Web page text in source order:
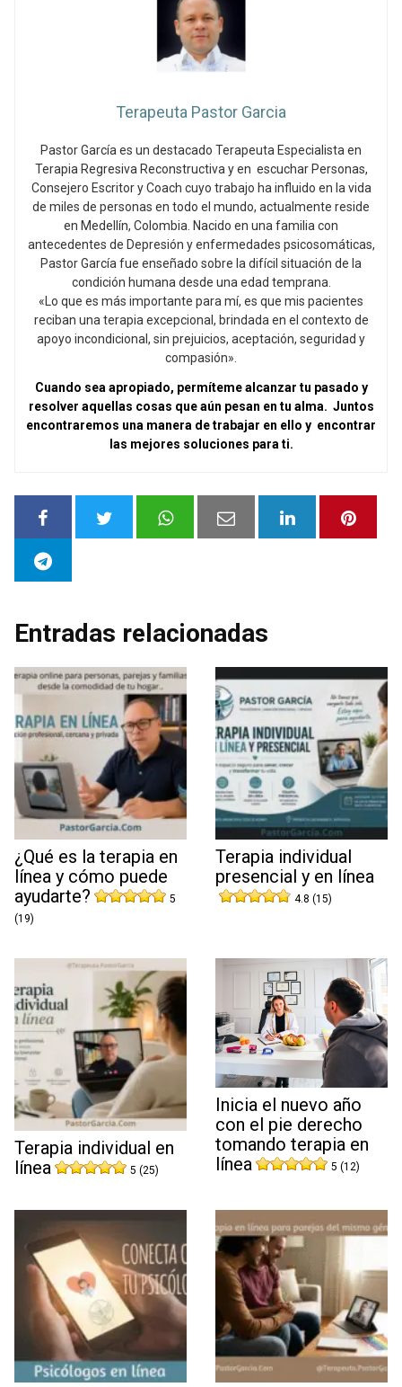
Terapeuta Pastor Garcia
Pastor García es un destacado Terapeuta Especialista en
Terapia Regresiva Reconstructiva y en escuchar Personas,
Consejero Escritor y Coach cuyo trabajo ha influido en la vida
de miles de personas en todo el mundo, actualmente reside
en Medellín, Colombia. Nacido en una familia con
antecedentes de Depresión y enfermedades psicosomáticas,
Pastor García fue enseñado sobre la difícil situación de la
condición humana desde una edad temprana.
«Lo que es más importante para mí, es que mis pacientes
reciban una terapia excepcional, brindada en el contexto de
apoyo incondicional, sin prejuicios, aceptación, seguridad y
compasión».
Cuando sea apropiado, permíteme alcanzar tu pasado y
resolver aquellas cosas que aún pesan en tu alma. Juntos
encontraremos una manera de trabajar en ello y encontrar
las mejores soluciones para ti.
Entradas relacionadas
¿Qué es la terapia en
línea y cómo puede
ayudarte?
5
(19)
Terapia individual
presencial y en línea
4.8 (15)
Terapia individual en
línea
5 (25)
Inicia el nuevo año
con el pie derecho
tomando terapia en
línea
5 (12)